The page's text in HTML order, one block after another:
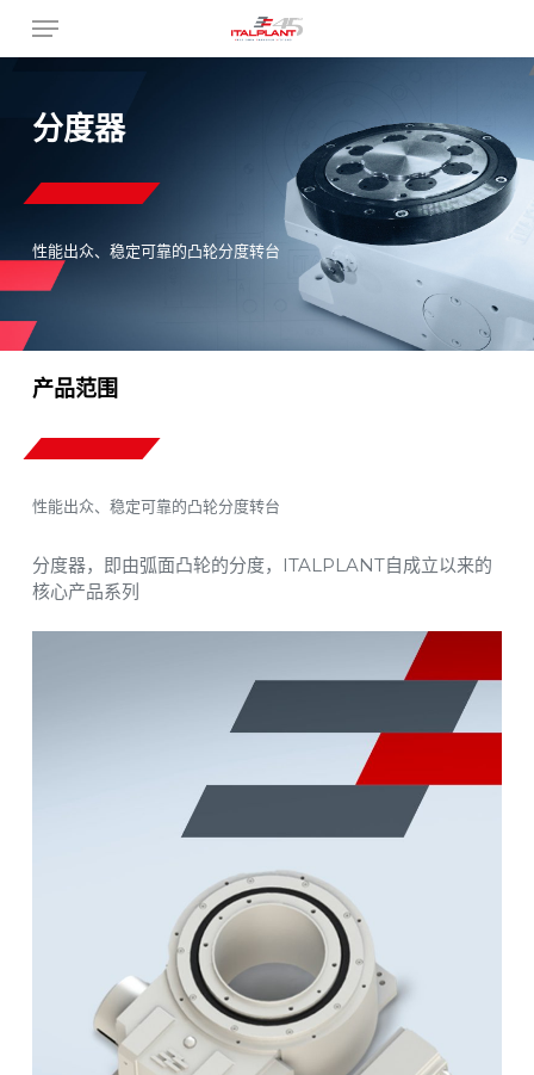
main
Menu
分度器
性能出众、稳定可靠的凸轮分度转台
产品范围
性能出众、稳定可靠的凸轮分度转台
分度器，即由弧面凸轮的分度，ITALPLANT自成立以来的
核心产品系列